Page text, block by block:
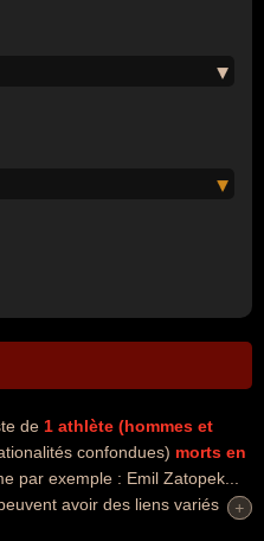
de 1 athlète (hommes et
confondues) morts en
par exemple : Emil Zatopek...
avoir des liens variés
+
+